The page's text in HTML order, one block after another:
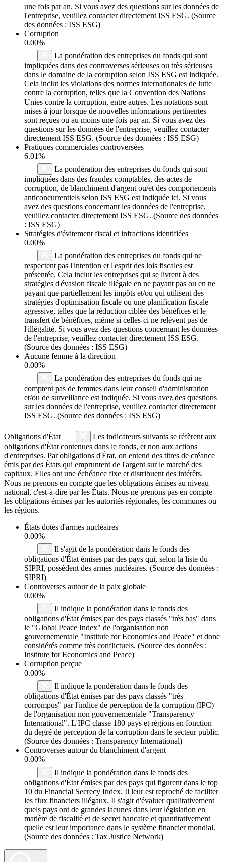
une fois par an. Si vous avez des questions sur les données de
l'entreprise, veuillez contacter directement ISS ESG. (Source
des données : ISS ESG)
Corruption
0.00%
La pondération des entreprises du fonds qui sont
impliquées dans des controverses sérieuses ou très sérieuses
dans le domaine de la corruption selon ISS ESG est indiquée.
Cela inclut les violations des normes internationales de lutte
contre la corruption, telles que la Convention des Nations
Unies contre la corruption, entre autres. Les notations sont
mises à jour lorsque de nouvelles informations pertinentes
sont reçues ou au moins une fois par an. Si vous avez des
questions sur les données de l'entreprise, veuillez contacter
directement ISS ESG. (Source des données : ISS ESG)
Pratiques commerciales controversées
6.01%
La pondération des entreprises du fonds qui sont
impliquées dans des fraudes comptables, des actes de
corruption, de blanchiment d'argent ou/et des comportements
anticoncurrentiels selon ISS ESG est indiquée ici. Si vous
avez des questions concernant les données de l'entreprise,
veuillez contacter directement ISS ESG. (Source des données
: ISS ESG)
Stratégies d'évitement fiscal et infractions identifiées
0.00%
La pondération des entreprises du fonds qui ne
respectent pas l'intention et l'esprit des lois fiscales est
présentée. Cela inclut les entreprises qui se livrent à des
stratégies d'évasion fiscale illégale en ne payant pas ou en ne
payant que partiellement les impôts et/ou qui utilisent des
stratégies d'optimisation fiscale ou une planification fiscale
agressive, telles que la réduction ciblée des bénéfices et le
transfert de bénéfices, même si celles-ci ne relèvent pas de
l'illégalité. Si vous avez des questions concernant les données
de l'entreprise, veuillez contacter directement ISS ESG.
(Source des données : ISS ESG)
Aucune femme à la direction
0.00%
La pondération des entreprises du fonds qui ne
comptent pas de femmes dans leur conseil d'administration
et/ou de surveillance est indiquée. Si vous avez des questions
sur les données de l'entreprise, veuillez contacter directement
ISS ESG. (Source des données : ISS ESG)
Obligations d'État
Les indicateurs suivants se réfèrent aux
obligations d'État contenues dans le fonds, et non aux actions
d'entreprises. Par obligations d'État, on entend des titres de créance
émis par des États qui empruntent de l'argent sur le marché des
capitaux. Elles ont une échéance fixe et distribuent des intérêts.
Nous ne prenons en compte que les obligations émises au niveau
national, c'est-à-dire par les États. Nous ne prenons pas en compte
les obligations émises par les autorités régionales, les communes ou
les régions.
États dotés d'armes nucléaires
0.00%
Il s'agit de la pondération dans le fonds des
obligations d'État émises par des pays qui, selon la liste du
SIPRI, possèdent des armes nucléaires. (Source des données :
SIPRI)
Controverses autour de la paix globale
0.00%
Il indique la pondération dans le fonds des
obligations d'État émises par des pays classés "très bas" dans
le "Global Peace Index" de l'organisation non
gouvernementale "Institute for Economics and Peace" et donc
considérés comme très conflictuels. (Source des données :
Institute for Economics and Peace)
Corruption perçue
0.00%
Il indique la pondération dans le fonds des
obligations d'État émises par des pays classés "très
corrompus" par l'indice de perception de la corruption (IPC)
de l'organisation non gouvernementale "Transparency
International". L'IPC classe 180 pays et régions en fonction
du degré de perception de la corruption dans le secteur public.
(Source des données : Transparency International)
Controverses autour du blanchiment d'argent
0.00%
Il indique la pondération dans le fonds des
obligations d'État émises par des pays qui figurent dans le top
10 du Financial Secrecy Index. Il leur est reproché de faciliter
les flux financiers illégaux. Il s'agit d'évaluer qualitativement
quels pays ont de grandes lacunes dans leur législation en
matière de fiscalité et de secret bancaire et quantitativement
quelle est leur importance dans le système financier mondial.
(Source des données : Tax Justice Network)